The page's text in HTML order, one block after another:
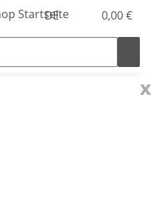
DE 0,00 €
x